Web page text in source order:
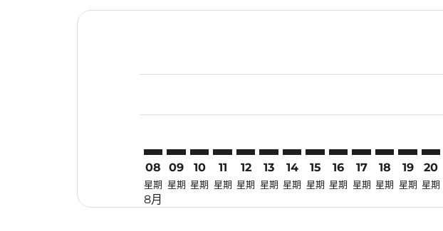
08
星期
8月
09
星期
10
星期
11
星期
12
星期
13
星期
14
星期
15
星期
16
星期
17
星期
18
星期
19
星期
20
星期